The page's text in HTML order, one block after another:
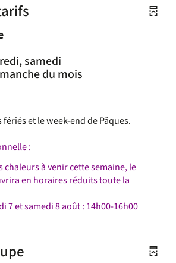
samedi
du mois
et le week-end de Pâques.
:
chaleurs à venir cette semaine, le
en horaires réduits toute la
7 et samedi 8 août : 14h00-16h00